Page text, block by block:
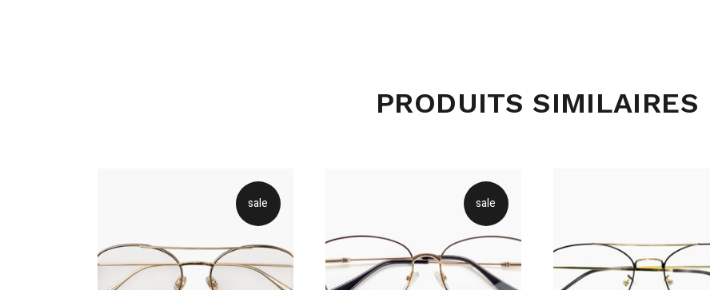
PRODUITS SIMILAIRES
sale sale